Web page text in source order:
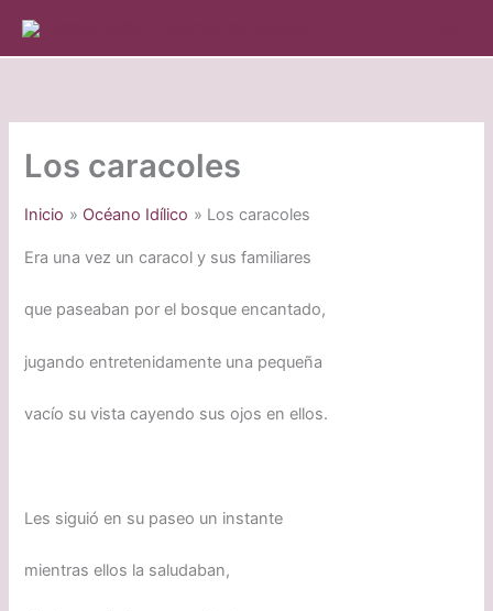
contenido
Los caracoles
Inicio Océano Idílico Los caracoles
Era una vez un caracol y sus familiares
que paseaban por el bosque encantado,
jugando entretenidamente una pequeña
vacío su vista cayendo sus ojos en ellos.
Les siguió en su paseo un instante
mientras ellos la saludaban,